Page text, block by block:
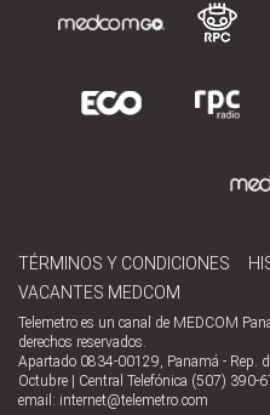
TÉRMINOS Y CONDICIONES
VACANTES MEDCOM
Telemetro es un canal de MEDCOM
derechos reservados.
Apartado 0834-00129, Panamá - Rep.
Octubre | Central Telefónica (507) 390-
email: internet@telemetro.com